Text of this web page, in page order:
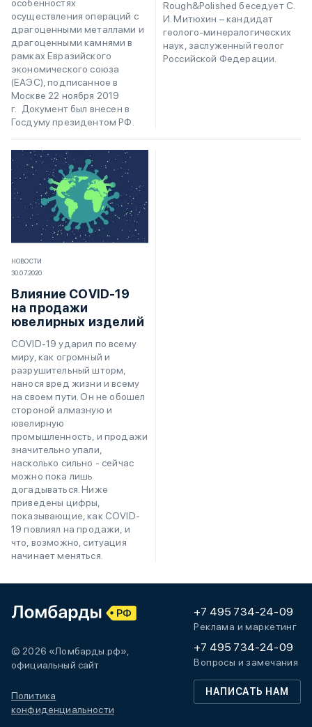
особенностях
осуществления операций с
драгоценными металлами и
драгоценными камнями в
рамках Евразийского
экономического союза
(ЕАЭС), подписанное в
Москве 22 ноября 2019
г. Документ был внесен в
Госдуму президентом РФ.
Rough&Polished беседует С.
И. Митюхин – кандидат
геолого-минералогических
наук, заслуженный геолог
Российской Федерации.
НОВОСТИ
30.07.2020
Влияние COVID-19
на продажи
ювелирных изделий
COVID-19 ударил по всему
миру, как огромный и
разрушительный шторм,
нанося вред жизни и всему
на своем пути. Он не обошел
стороной алмазную и
ювелирную
промышленность, и продажи
значительно упали,
насколько сильно - сейчас
можно пока лишь
догадываться. Ниже
приведены цифры,
показывающие, как COVID-
19 повлиял на продажи, и
что, возможно, ситуация
начинает меняться.
© 2026 «Ломбарды.рф»,
официальный сайт
Политика
конфиденциальности
+7 495 734-24-09
Реклама и маркетинг
+7 495 734-24-09
Вопросы и замечания
НАПИСАТЬ НАМ